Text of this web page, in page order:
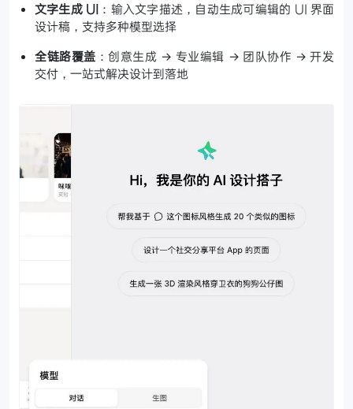
文字生成 UI ：输入文字描述，自动生成可编辑的 UI 界面
设计稿，支持多种模型选择
全链路覆盖 ：创意生成 → 专业编辑 → 团队协作 → 开发
交付，一站式解决设计到落地